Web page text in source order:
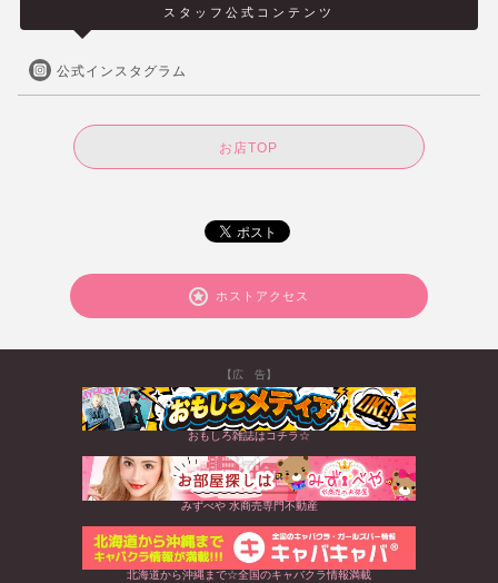
スタッフ公式コンテンツ
公式インスタグラム
お店TOP
ホストアクセス
【広 告】
おもしろ雑誌はコチラ☆
みずべや 水商売専門不動産
北海道から沖縄まで☆全国のキャバクラ情報満載